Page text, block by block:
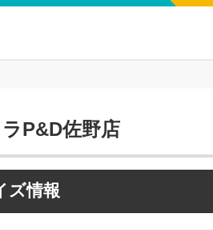
P&D佐野店
ズ情報